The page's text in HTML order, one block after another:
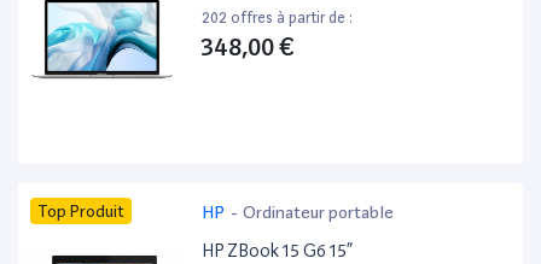
202 offres à partir de :
348,00 €
Top Produit HP - Ordinateur portable
HP ZBook 15 G6 15”